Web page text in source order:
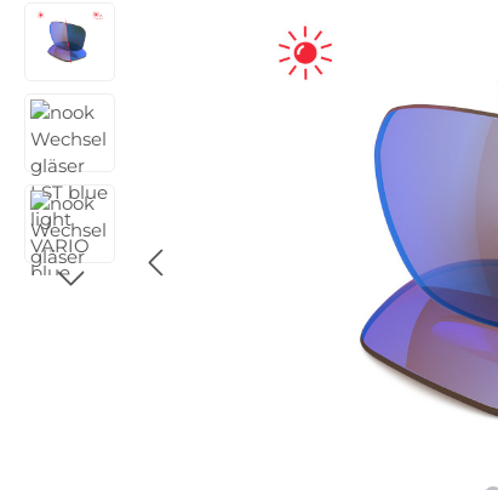
Bildergalerie überspringen